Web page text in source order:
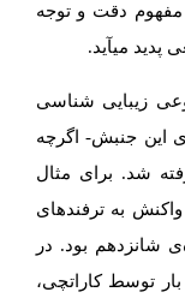
مفهوم دقت و توجه
پدید می­آید.
زیبایی­ شناسی
این جنبش- اگرچه
شد. برای مثال
به ترفندهای
بود. در
بار توسط کاراتچی،